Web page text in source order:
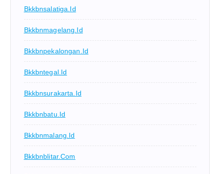
Bkkbnsalatiga.id
Bkkbnmagelang.id
Bkkbnpekalongan.id
Bkkbntegal.id
Bkkbnsurakarta.id
Bkkbnbatu.id
Bkkbnmalang.id
Bkkbnblitar.com